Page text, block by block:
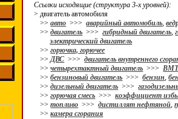
Ссылки исходящие (структура 3-х уровней):
> двигатель автомобиля
>>авто >>>аварийный автомобиль,
>>двигатель >>>гибридный двигатель,
электрический двигатель
>>горючка, горючее
>>ДВС >>>двигатель внутреннего
>>четырехтактный двигатель >>>
>>бензиновый двигатель >>>бензин,
>>дизельный двигатель >>>
>>горючая смесь >>>коэффициент
>>топливо >>>дистиллят нефтяной,
>>камера сгорания